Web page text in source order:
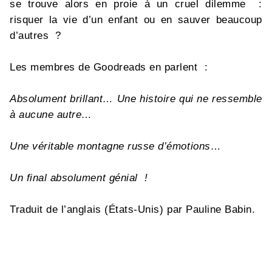
se trouve alors en proie à un cruel dilemme :
risquer la vie d’un enfant ou en sauver beaucoup
d’autres ?
Les membres de Goodreads en parlent :
Absolument brillant… Une histoire qui ne ressemble
à aucune autre…
Une véritable montagne russe d’émotions…
Un final absolument génial !
Traduit de l’anglais (États-Unis) par Pauline Babin.